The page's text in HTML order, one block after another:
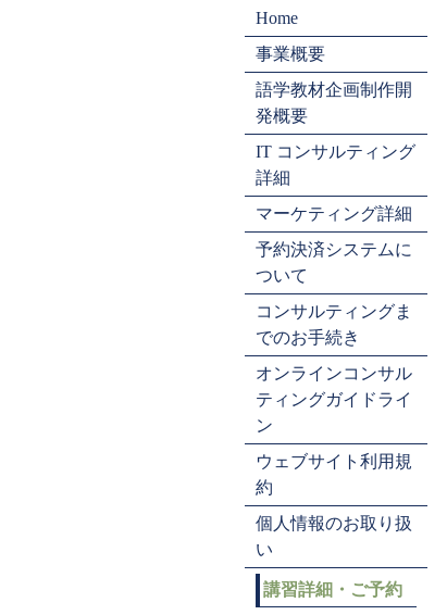
Home
事業概要
語学教材企画制作開
発概要
IT コンサルティング
詳細
マーケティング詳細
予約決済システムに
ついて
コンサルティングま
でのお手続き
オンラインコンサル
ティングガイドライ
ン
ウェブサイト利用規
約
個人情報のお取り扱
い
講習詳細・ご予約